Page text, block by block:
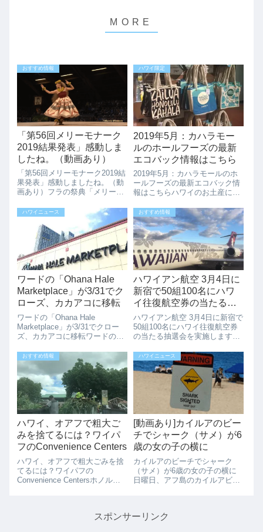
おすすめ情報
「第56回メリーモナーク
2019結果発表」感動しま
したね。（動画あり）
「第56回メリーモナーク2019結
果発表」感動しましたね。（動
画あり）フラの祭典「メリーモ
晴らしかったですね。やはりこ
の大会は心から感動しますね、
「神聖なフラ」感動ものです。
メリーモナーク2019の結果はこ
ハワイ限定
2019年5月：カハラモー
ルのホールフーズの最新
エコバック情報はこちら
2019年5月：カハラモールのホ
ールフーズの最新エコバック情
報はこちらハワイのお土産に大
ク、いつもホールフーズ のエコ
バックコーナーには日本からの
観光客の方がいますよね。ホー
ルフーズ のエコバックは時期よ
ってデザ...
ハワイニュース
ワードの「Ohana Hale
Marketplace」が3/31でク
ローズ、カカアコに移転
ワードの「Ohana Hale
Marketplace」が3/31でクロー
ズ、カカアコに移転ワードの
コンドミニアム建設のため3/31
でクローズになり、カカアコノ
２箇所に移転する予定です。
14...
おすすめ情報
ハワイアン航空 3月4日に
新宿で50組100名にハワ
イ往復航空券の当たる抽
選会を実施します
ハワイアン航空 3月4日に新宿で
50組100名にハワイ往復航空券
の当たる抽選会を実施しますハ
13時～20時に「CROSS
SHINJUKU」（東京都新宿区新
宿3-23-18）で50組100名にハワ
イ往復航空券が...
おすすめ情報
ハワイ、オアフで粗大ご
みを捨てるには？ワイパ
フのConvenience Centers
ハワイ、オアフで粗大ごみを捨
てるには？ワイパフの
Convenience Centersホノルル
破棄できます。写真のように工
ハワイニュース
[動画あり]カイルアのビー
チでシャーク（サメ）が6
歳の女の子の横に
カイルアのビーチでシャーク
（サメ）が6歳の女の子の横に
日曜日、アフ島のカイルアビー
6歳の少女がカラマビーチで遊
スポンサーリンク